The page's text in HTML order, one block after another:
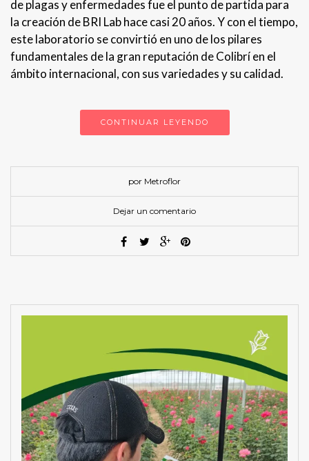
de plagas y enfermedades fue el punto de partida para
la creación de BRI Lab hace casi 20 años. Y con el tiempo,
este laboratorio se convirtió en uno de los pilares
fundamentales de la gran reputación de Colibrí en el
ámbito internacional, con sus variedades y su calidad.
CONTINUAR LEYENDO
por Metroflor
Dejar un comentario